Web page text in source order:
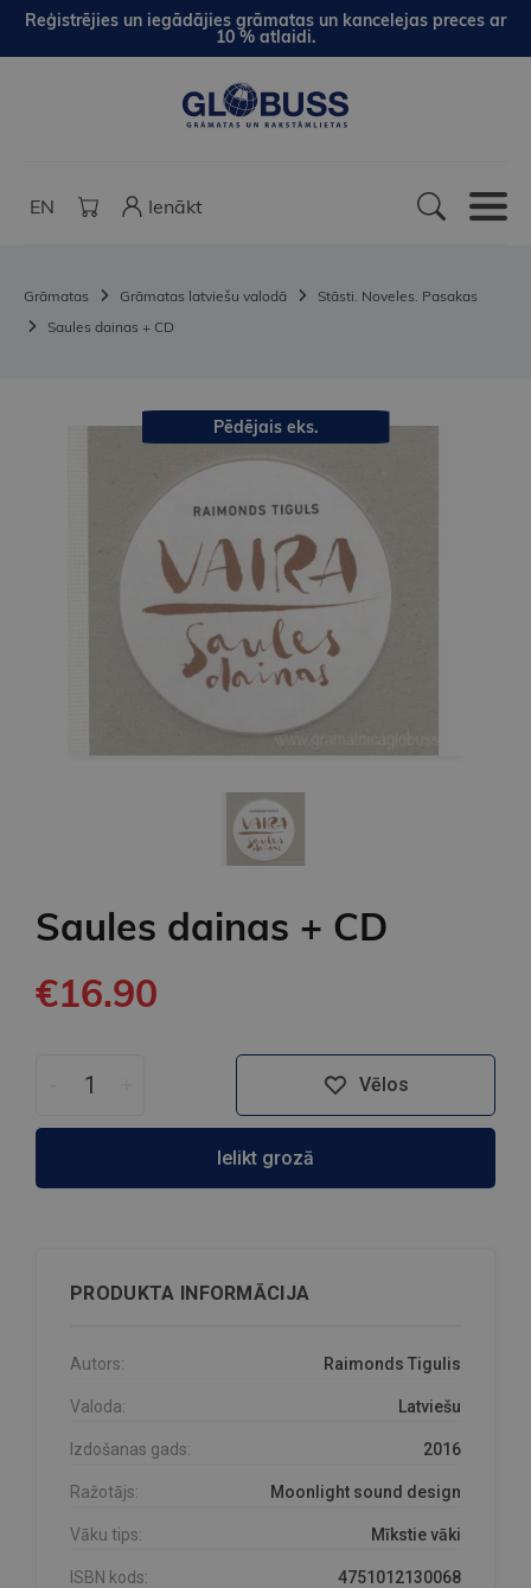
Reģistrējies un iegādājies grāmatas un kancelejas preces ar
10 % atlaidi.
EN Ienākt
Grāmatas Grāmatas latviešu valodā
Stāsti. Noveles. Pasakas
Saules dainas + CD
Pēdējais eks.
Saules dainas + CD
€16.90
Vēlos
Ielikt grozā
PRODUKTA INFORMĀCIJA
Autors: Raimonds Tigulis
Valoda: Latviešu
Izdošanas gads: 2016
Ražotājs: Moonlight sound design
Vāku tips: Mīkstie vāki
ISBN kods: 4751012130068